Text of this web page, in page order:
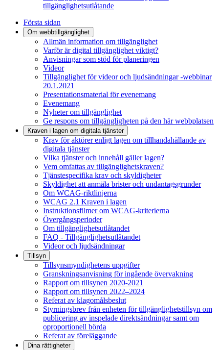
tillgänglighetsutlåtande
Första sidan
Om webbtillgänglighet
Allmän information om tillgänglighet
Varför är digital tillgänglighet viktigt?
Anvisningar som stöd för planeringen
Videor
Tillgänglighet för videor och ljudsändningar -webbinar
20.1.2021
Presentationsmaterial för evenemang
Evenemang
Nyheter om tillgänglighet
Ge respons om tillgängligheten på den här webbplatsen
Kraven i lagen om digitala tjänster
Krav för aktörer enligt lagen om tillhandahållande av
digitala tjänster
Vilka tjänster och innehåll gäller lagen?
Vem omfattas av tillgänglighetskraven?
Tjänstespecifika krav och skyldigheter
Skyldighet att anmäla brister och undantagsgrunder
Om WCAG-riktlinjerna
WCAG 2.1 Kraven i lagen
Instruktionsfilmer om WCAG-kriterierna
Övergångsperioder
Om tillgänglighetsutlåtandet
FAQ - Tillgänglighetsutlåtandet
Videor och ljudsändningar
Tillsyn
Tillsynsmyndighetens uppgifter
Granskningsanvisning för ingående övervakning
Rapport om tillsynen 2020-2021
Rapport om tillsynen 2022–2024
Referat av klagomålsbeslut
Styrningsbrev från enheten för tillgänglighetstillsyn om
publicering av inspelade direktsändningar samt om
oproportionell börda
Referat av föreläggande
Dina rättigheter